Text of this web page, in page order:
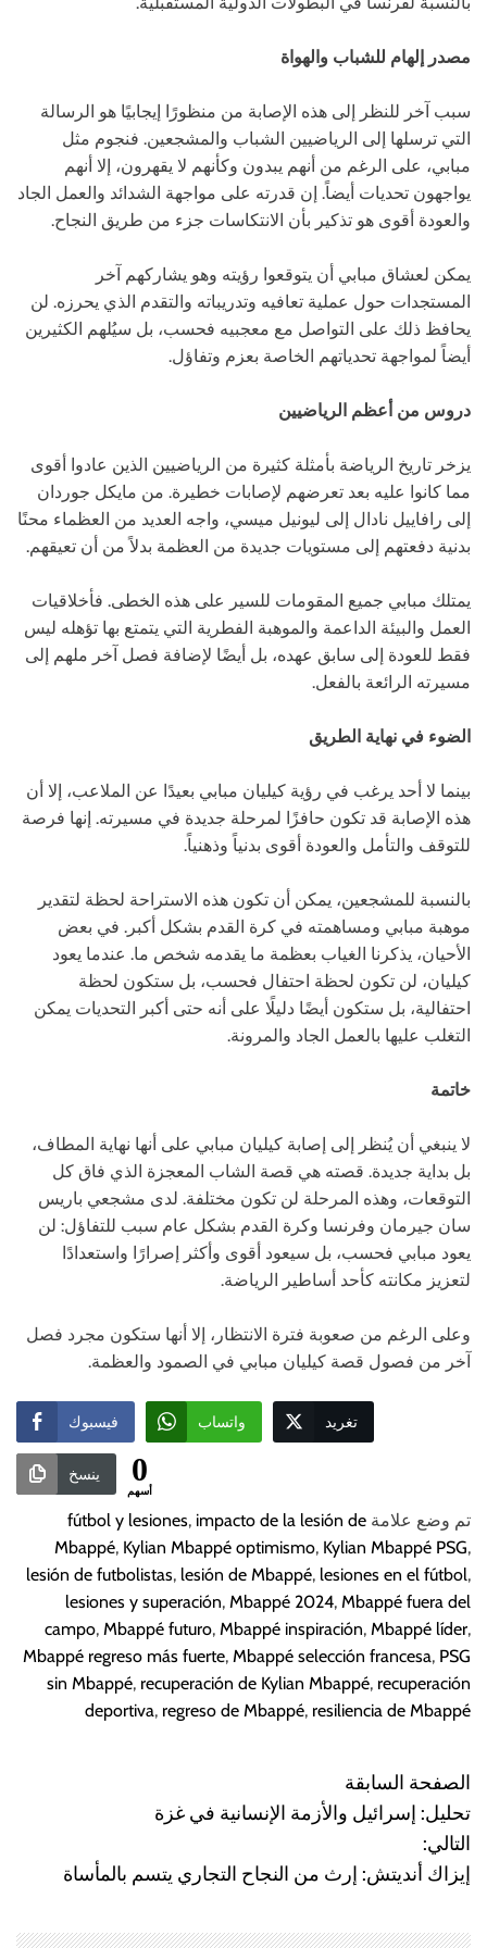
مصدر إلهام للشباب والهواة
سبب آخر للنظر إلى هذه الإصابة من منظورًا إيجابيًا هو الرسالة
التي ترسلها إلى الرياضيين الشباب والمشجعين. فنجوم مثل
مبابي، على الرغم من أنهم يبدون وكأنهم لا يقهرون، إلا أنهم
يواجهون تحديات أيضاً. إن قدرته على مواجهة الشدائد والعمل الجاد
والعودة أقوى هو تذكير بأن الانتكاسات جزء من طريق النجاح.
يمكن لعشاق مبابي أن يتوقعوا رؤيته وهو يشاركهم آخر
المستجدات حول عملية تعافيه وتدريباته والتقدم الذي يحرزه. لن
يحافظ ذلك على التواصل مع معجبيه فحسب، بل سيُلهم الكثيرين
أيضاً لمواجهة تحدياتهم الخاصة بعزم وتفاؤل.
دروس من أعظم الرياضيين
يزخر تاريخ الرياضة بأمثلة كثيرة من الرياضيين الذين عادوا أقوى
مما كانوا عليه بعد تعرضهم لإصابات خطيرة. من مايكل جوردان
إلى رافاييل نادال إلى ليونيل ميسي، واجه العديد من العظماء محنًا
بدنية دفعتهم إلى مستويات جديدة من العظمة بدلاً من أن تعيقهم.
يمتلك مبابي جميع المقومات للسير على هذه الخطى. فأخلاقيات
العمل والبيئة الداعمة والموهبة الفطرية التي يتمتع بها تؤهله ليس
فقط للعودة إلى سابق عهده، بل أيضًا لإضافة فصل آخر ملهم إلى
مسيرته الرائعة بالفعل.
الضوء في نهاية الطريق
بينما لا أحد يرغب في رؤية كيليان مبابي بعيدًا عن الملاعب، إلا أن
هذه الإصابة قد تكون حافزًا لمرحلة جديدة في مسيرته. إنها فرصة
للتوقف والتأمل والعودة أقوى بدنياً وذهنياً.
بالنسبة للمشجعين، يمكن أن تكون هذه الاستراحة لحظة لتقدير
موهبة مبابي ومساهمته في كرة القدم بشكل أكبر. في بعض
الأحيان، يذكرنا الغياب بعظمة ما يقدمه شخص ما. عندما يعود
كيليان، لن تكون لحظة احتفال فحسب، بل ستكون لحظة
احتفالية، بل ستكون أيضًا دليلًا على أنه حتى أكبر التحديات يمكن
التغلب عليها بالعمل الجاد والمرونة.
خاتمة
لا ينبغي أن يُنظر إلى إصابة كيليان مبابي على أنها نهاية المطاف،
بل بداية جديدة. قصته هي قصة الشاب المعجزة الذي فاق كل
التوقعات، وهذه المرحلة لن تكون مختلفة. لدى مشجعي باريس
سان جيرمان وفرنسا وكرة القدم بشكل عام سبب للتفاؤل: لن
يعود مبابي فحسب، بل سيعود أقوى وأكثر إصرارًا واستعدادًا
لتعزيز مكانته كأحد أساطير الرياضة.
وعلى الرغم من صعوبة فترة الانتظار، إلا أنها ستكون مجرد فصل
آخر من فصول قصة كيليان مبابي في الصمود والعظمة.
فيسبوك واتساب تغريد
ينسخ 0
أسهم
تم وضع علامة fútbol y lesiones, impacto de la lesión de
Mbappé, Kylian Mbappé optimismo, Kylian Mbappé PSG,
lesión de futbolistas, lesión de Mbappé, lesiones en el fútbol,
lesiones y superación, Mbappé 2024, Mbappé fuera del
campo, Mbappé futuro, Mbappé inspiración, Mbappé líder,
Mbappé regreso más fuerte, Mbappé selección francesa, PSG
sin Mbappé, recuperación de Kylian Mbappé, recuperación
deportiva, regreso de Mbappé, resiliencia de Mbappé
N
a
v
e
الصفحة السابقة
تحليل: إسرائيل والأزمة الإنسانية في غزة
التالي:
إيزاك أنديتش: إرث من النجاح التجاري يتسم بالمأساة